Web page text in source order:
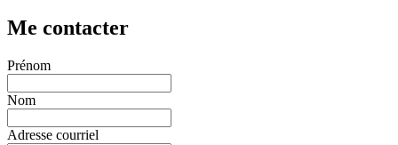
Me contacter
Prénom
Nom
Adresse courriel